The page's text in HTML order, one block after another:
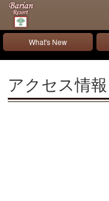
What's New
アクセス情報